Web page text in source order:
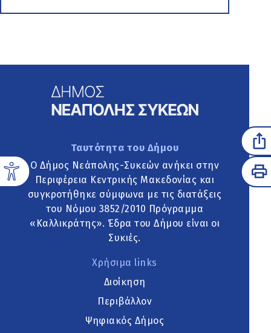
Ταυτότητα του Δήμου
Ο Δήμος Νεάπολης-Συκεών ανήκει στην
Περιφέρεια Κεντρικής Μακεδονίας και
συγκροτήθηκε σύμφωνα με τις διατάξεις
του Νόμου 3852/2010 Πρόγραμμα
«Καλλικράτης». Έδρα του Δήμου είναι οι
Συκιές.
Χρήσιμα links
Διοίκηση
Περιβάλλον
Ψηφιακός Δήμος